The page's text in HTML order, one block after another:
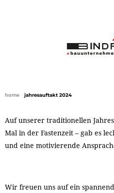
home jahresauftakt 2024
Auf unserer traditionellen
Mal in der Fastenzeit – gab es
und eine motivierende
Wir freuen uns auf ein